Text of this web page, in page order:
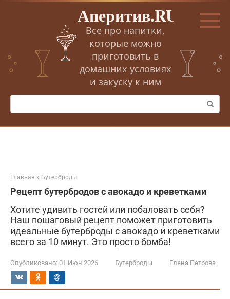
Перейти
Аперитив.RU
Все про напитки,
которые можно
приготовить в
домашних условиях
и закуску к ним
Поиск:
Главная » Бутерброды
Рецепт бутербродов с авокадо и креветками
Хотите удивить гостей или побаловать себя?
Наш пошаговый рецепт поможет приготовить
идеальные бутерброды с авокадо и креветками
всего за 10 минут. Это просто бомба!
Опубликовано: 01 Июн 2026 Бутерброды Елена Петрова